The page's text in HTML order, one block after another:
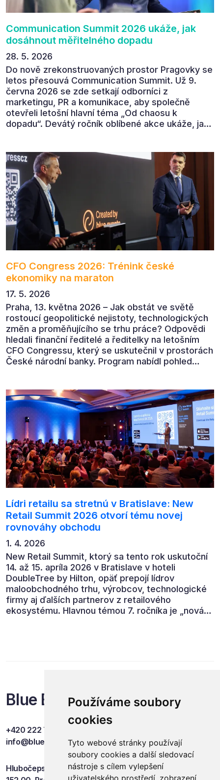
Používáme soubory
cookies
Tyto webové stránky používají
soubory cookies a další sledovací
nástroje s cílem vylepšení
uživatelského prostředí, zobrazení
Communication Summit 2026 ukáže, jak
dosáhnout měřitelného dopadu
28. 5. 2026
Do nově zrekonstruovaných prostor Pragovky se
letos přesouvá Communication Summit. Už 9.
června 2026 se zde setkají odborníci z
marketingu, PR a komunikace, aby společně
otevřeli letošní hlavní téma „Od chaosu k
dopadu“. Devátý ročník oblíbené akce ukáže, jak
CFO Congress 2026: Trénink české
ekonomiky na maraton
17. 5. 2026
Praha, 13. května 2026 – Jak obstát ve světě
rostoucí geopolitické nejistoty, technologických
změn a proměňujícího se trhu práce? Odpovědi
hledali finanční ředitelé a ředitelky na letošním
CFO Congressu, který se uskutečnil v prostorách
České národní banky. Program nabídl pohled
automatizaci, leadership i budoucnost role CFO.
Lídri retailu sa stretnú v Bratislave: New
Retail Summit 2026 otvorí tému novej
rovnováhy obchodu
1. 4. 2026
New Retail Summit, ktorý sa tento rok uskutoční
14. až 15. apríla 2026 v Bratislave v hoteli
DoubleTree by Hilton, opäť prepojí lídrov
maloobchodného trhu, výrobcov, technologické
firmy aj ďalších partnerov z retailového
ekosystému. Hlavnou témou 7. ročníka je „nová
Blue Events
+420 222 749 841
info@blueevents.eu
Hlubočepská 701/38c